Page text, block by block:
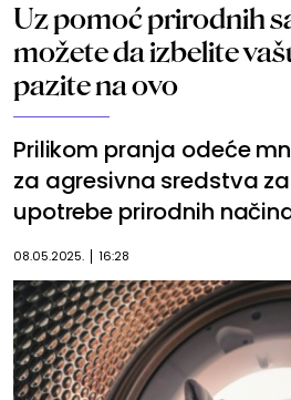
Uz pomoć prirodnih
možete da izbelite
pazite na ovo
Prilikom pranja odeće
za agresivna sredstva
upotrebe prirodnih
08.05.2025. 16:28